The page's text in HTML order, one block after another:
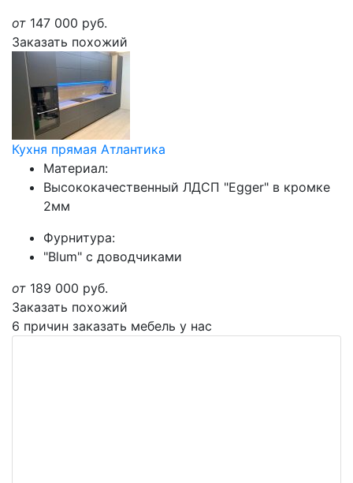
от 147 000 руб.
Заказать похожий
Кухня прямая Атлантика
Материал:
Высококачественный ЛДСП "Egger" в кромке
2мм
Фурнитура:
"Blum" с доводчиками
от 189 000 руб.
Заказать похожий
6 причин заказать мебель у нас